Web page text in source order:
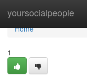
yoursocialpeople
Home
Home
1